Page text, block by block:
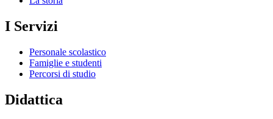
I Servizi
Personale scolastico
Famiglie e studenti
Percorsi di studio
Didattica